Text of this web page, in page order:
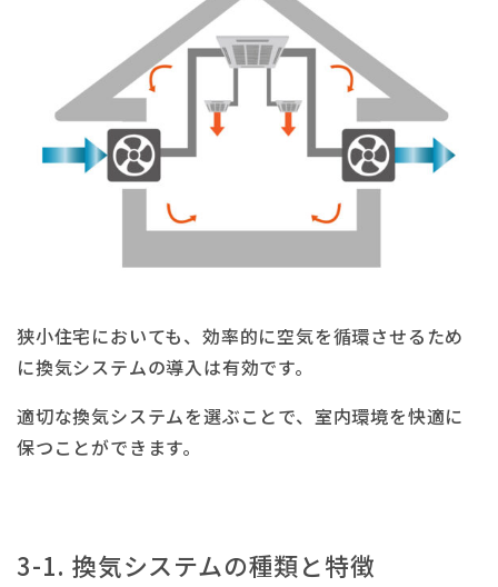
狭小住宅においても、効率的に空気を循環させるため
に換気システムの導入は有効です。
適切な換気システムを選ぶことで、室内環境を快適に
保つことができます。
3-1. 換気システムの種類と特徴